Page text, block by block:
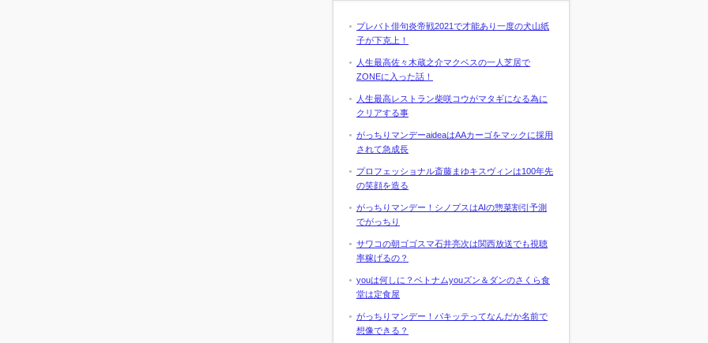
プレバト俳句炎帝戦2021で才能あり一度の犬山紙
子が下克上！
人生最高佐々木蔵之介マクベスの一人芝居で
ZONEに入った話！
人生最高レストラン柴咲コウがマタギになる為に
クリアする事
がっちりマンデーaideaはAAカーゴをマックに採用
されて急成長
プロフェッショナル斎藤まゆキスヴィンは100年先
の笑顔を造る
がっちりマンデー！シノプスはAIの惣菜割引予測
でがっちり
サワコの朝ゴゴスマ石井亮次は関西放送でも視聴
率稼げるの？
youは何しに？ベトナムyouズン＆ダンのさくら食
堂は定食屋
がっちりマンデー！パキッテってなんだか名前で
想像できる？